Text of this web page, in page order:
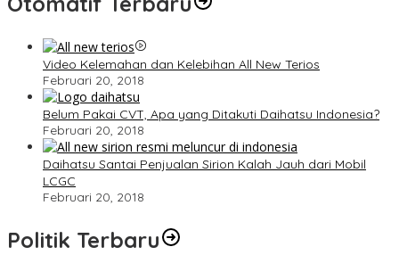
Video Kelemahan dan Kelebihan All New Terios
Februari 20, 2018
Belum Pakai CVT, Apa yang Ditakuti Daihatsu Indonesia?
Februari 20, 2018
Daihatsu Santai Penjualan Sirion Kalah Jauh dari Mobil
LCGC
Februari 20, 2018
Politik Terbaru